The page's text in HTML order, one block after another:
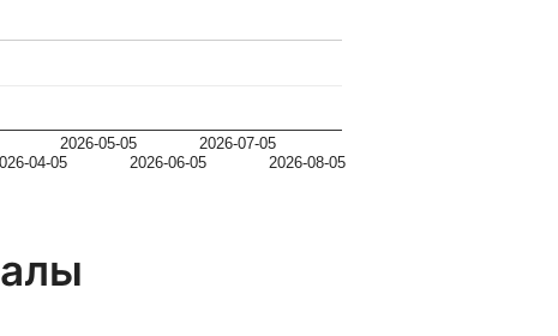
04-05
2026-05-05
2026-06-05
2026-07-05
2026-08-05